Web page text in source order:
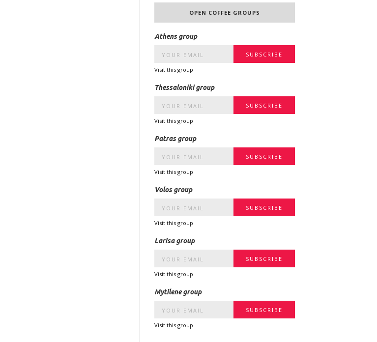
OPEN COFFEE GROUPS
Athens group
Visit this group
Thessaloniki group
Visit this group
Patras group
Visit this group
Volos group
Visit this group
Larisa group
Visit this group
Mytilene group
Visit this group